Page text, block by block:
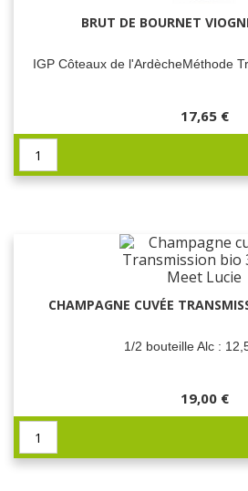
BRUT DE BOURNET
IGP Côteaux de l'ArdècheMéthode
17,65 €
CHAMPAGNE CUVÉE
1/2 bouteille Alc :
19,00 €